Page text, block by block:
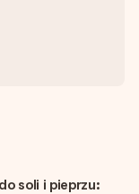
soli i pieprzu: